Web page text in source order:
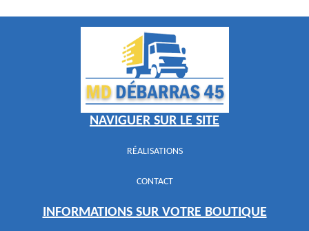
NAVIGUER SUR LE SITE
RÉALISATIONS
CONTACT
INFORMATIONS SUR VOTRE BOUTIQUE